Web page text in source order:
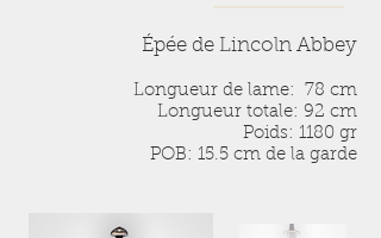
Épée de Lincoln Abbey
Longueur de lame: 78 cm
Longueur totale: 92 cm
Poids: 1180 gr
POB: 15.5 cm de la garde